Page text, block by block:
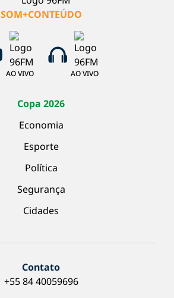
SOM+CONTEÚDO
AO VIVO AO VIVO
Copa 2026
Economia
Esporte
Política
Segurança
Cidades
Contato
+55 84 40059696